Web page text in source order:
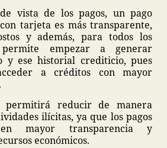
vista de los pagos, un pago
tarjeta es más transparente,
y además, para todos los
permite empezar a generar
y ese historial crediticio, pues
a créditos con mayor
permitirá reducir de manera
ilícitas, ya que los pagos
mayor transparencia y
económicos.